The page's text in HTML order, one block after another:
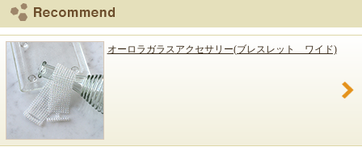
オーロラガラスアクセサリー(ブレスレット ワイド)